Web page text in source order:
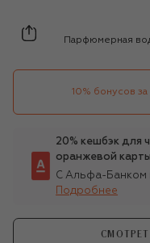
Zilli
Парфюмерная
10% бонусов
20% кешбэк для
оранжевой карты
С Альфа-Банком
Подробнее